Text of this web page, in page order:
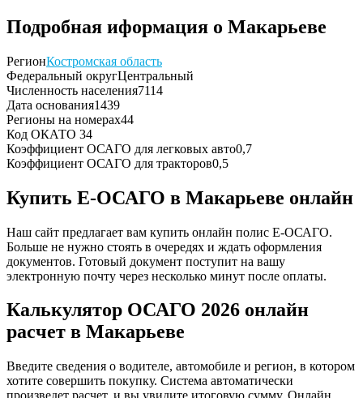
Подробная иформация о Макарьеве
РегионКостромская область
Федеральный округЦентральный
Численность населения7114
Дата основания1439
Регионы на номерах44
Код ОКАТО 34
Коэффициент ОСАГО для легковых авто0,7
Коэффициент ОСАГО для тракторов0,5
Купить Е-ОСАГО в Макарьеве онлайн
Наш сайт предлагает вам купить онлайн полис Е-ОСАГО.
Больше не нужно стоять в очередях и ждать оформления
документов. Готовый документ поступит на вашу
электронную почту через несколько минут после оплаты.
Калькулятор ОСАГО 2026 онлайн
расчет в Макарьеве
Введите сведения о водителе, автомобиле и регион, в котором
хотите совершить покупку. Система автоматически